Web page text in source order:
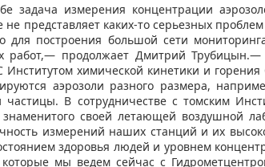
задача измерения концентрации
не представляет каких-то серьезных
для построения большой сети
работ,— продолжает Дмитрий
Институтом химической кинетики и
аэрозоли разного размера,
частицы. В сотрудничестве с томским
своей летающей воздушной
измерений наших станций и их
здоровья людей и уровнем
которые мы ведем сейчас с